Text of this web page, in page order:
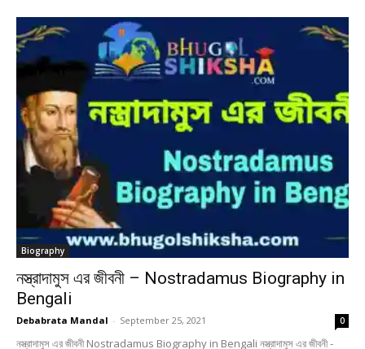
Biography
নস্ত্রাদামুস এর জীবনী – Nostradamus Biography in
Bengali
Debabrata Mandal - September 25, 2021 0
নস্ত্রাদামুস এর জীবনী Nostradamus Biography in Bengali নস্ত্রাদামুস এর জীবনী -